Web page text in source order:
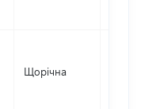
Щорічна